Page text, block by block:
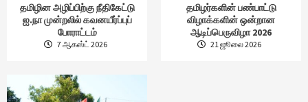
தமிழின அழிப்பிற்கு நீதிகேட்டு
ஐ.நா முன்றலில் கவனயீர்ப்புப்
போராட்டம்
7 ஆகஸ்ட் 2026
தமிழர்களின் பண்பாட்டு
விழாக்களின் ஒன்றான
ஆடிப்பெருவிழா 2026
21 ஜூலை 2026